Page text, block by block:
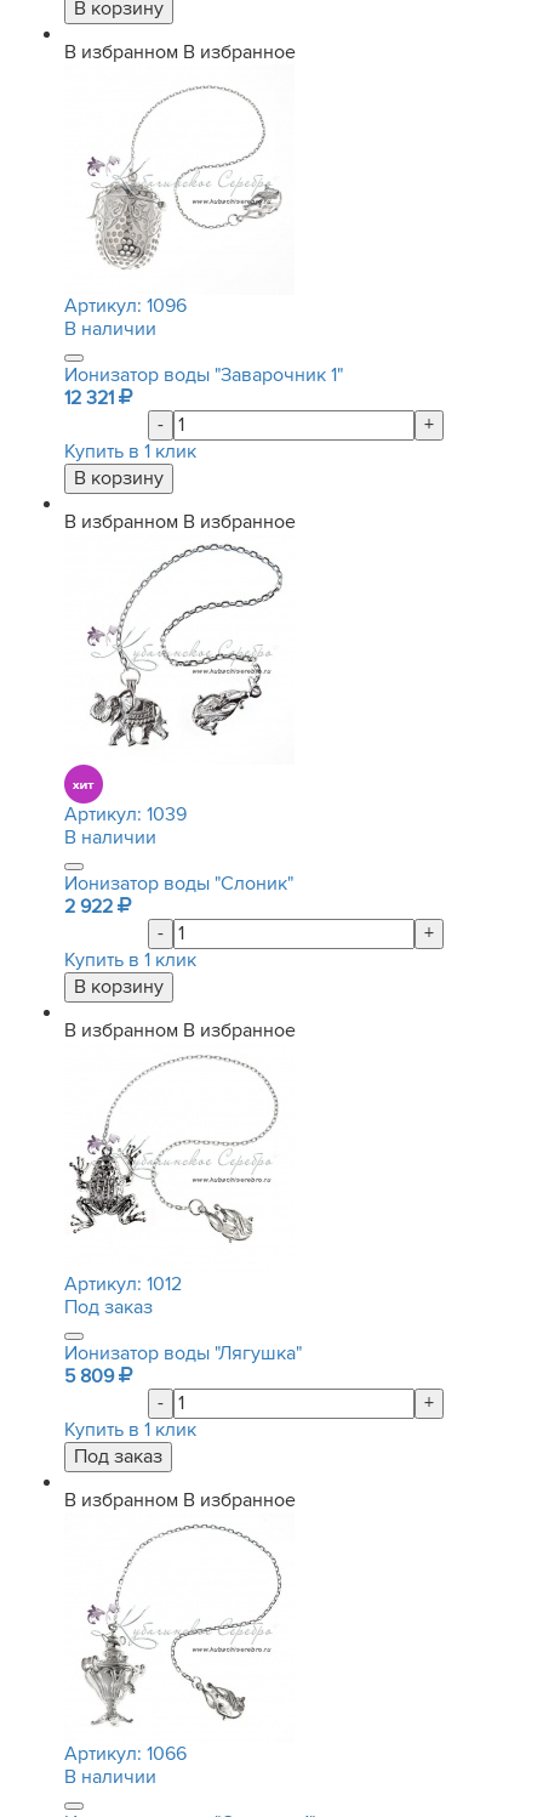
В избранном В избранное
Артикул: 1096
В наличии
Ионизатор воды "Заварочник 1"
12 321
-
+
Купить в 1 клик
В избранном В избранное
Артикул: 1039
В наличии
Ионизатор воды "Слоник"
2 922
-
+
Купить в 1 клик
В избранном В избранное
Артикул: 1012
Под заказ
Ионизатор воды "Лягушка"
5 809
-
+
Купить в 1 клик
В избранном В избранное
Артикул: 1066
В наличии